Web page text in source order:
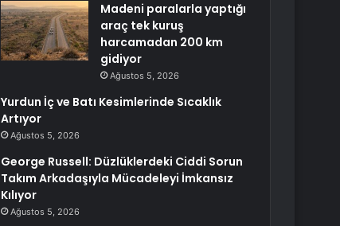
Madeni paralarla yaptığı
araç tek kuruş
harcamadan 200 km
gidiyor
Ağustos 5, 2026
Yurdun İç ve Batı Kesimlerinde Sıcaklık
Artıyor
Ağustos 5, 2026
George Russell: Düzlüklerdeki Ciddi Sorun
Takım Arkadaşıyla Mücadeleyi İmkansız
Kılıyor
Ağustos 5, 2026